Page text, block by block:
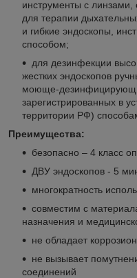
инструменты с линзами,
для терапии
и гибкие эндоскопы,
способом;
для дезинфекции
жестких эндоскопов
моюще-
зарегистрированных в
территории РФ)
Преимущества:
безопасно – 4 класс
ДВУ эндоскопов - 5
многократность
совместим с
назначения и
не обладает
не вызывает
соединений